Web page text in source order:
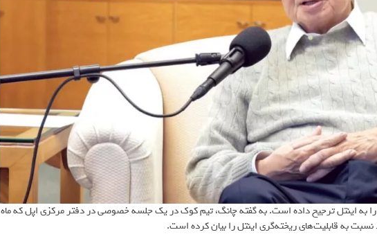
او می‌گوید که کوک در نهایتا پس از 2 ماه بررسی، TSMC را به ا‌ینتل ترجیح داده است. به گفته چانگ، تیم کوک در یک جلسه خصوصی در دفتر مرکزی اپل که ماه